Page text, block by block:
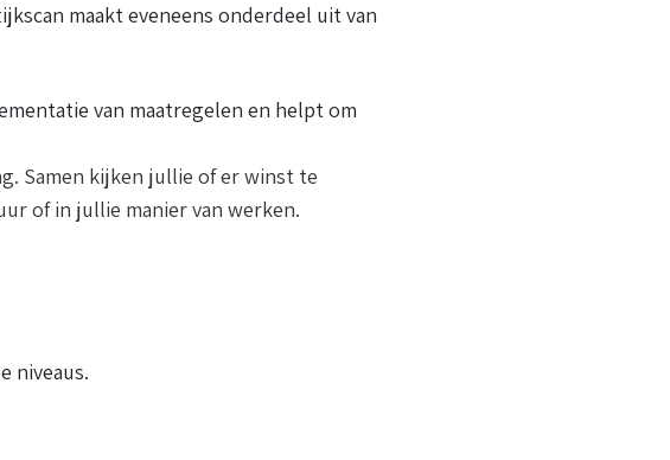
maakt eveneens onderdeel uit van
van maatregelen en helpt om
Samen kijken jullie of er winst te
of in jullie manier van werken.
niveaus.